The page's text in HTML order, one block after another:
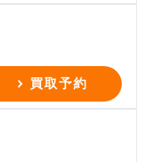
買取予約